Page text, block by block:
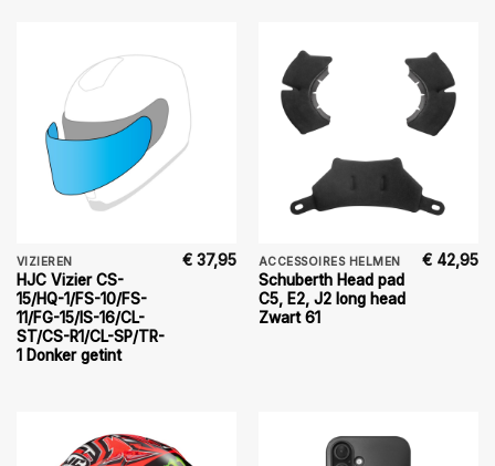
VIZIEREN
HJC Vizier CS-
15/HQ-1/FS-10/FS-
11/FG-15/IS-16/CL-
ST/CS-R1/CL-SP/TR-
1 Donker getint
€ 37,95 ACCESSOIRES HELMEN
Schuberth Head pad
C5, E2, J2 long head
Zwart 61
€ 42,95